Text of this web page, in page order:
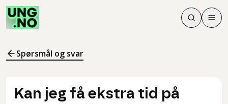
Søk
Søk
Meny
Spørsmål og svar
Kan jeg få ekstra tid på